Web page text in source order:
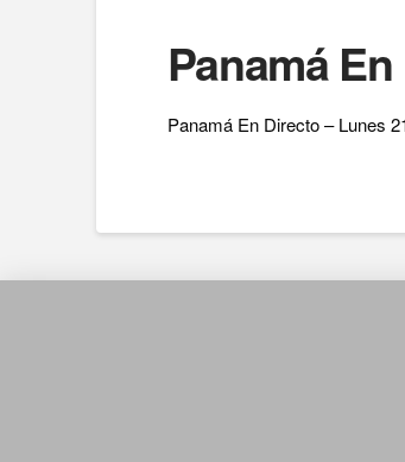
Panamá
Panamá En Directo – Lunes